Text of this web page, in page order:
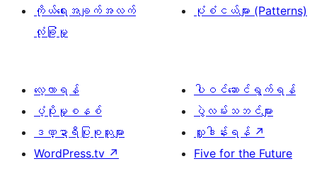
ကိုယ်ရေးအချက်အလက်
လုံခြုံမှု
ပုံစံငယ်များ (Patterns)
လေ့လာရန်
ပံ့ပိုးမှုစနစ်
ဒဏ္ဍာရီပြုစုသူများ
WordPress.tv ↗
ပါဝင်ဆောင်ရွက်ရန်
ပွဲလမ်းသဘင်များ
လှူဒါန်းရန် ↗
Five for the Future